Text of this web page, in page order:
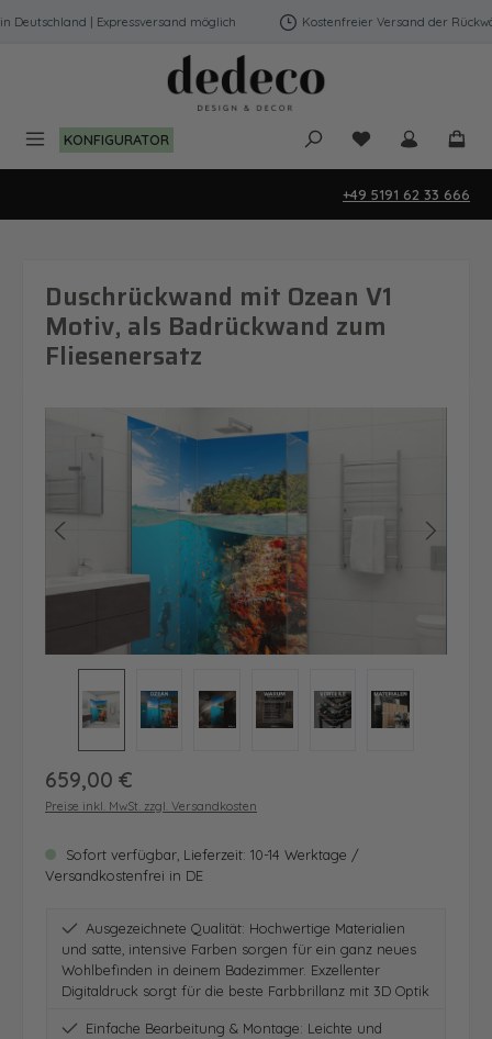
Zum Hauptinhalt springen
| Expressversand möglich Kostenfreier Versand der
KONFIGURATOR Du hast 0
+49 5191 62 33 666
Duschrückwand mit Ozean V1
Motiv, als Badrückwand zum
Fliesenersatz
Bildergalerie überspringen
Regulärer Preis:
659,00 €
Preise inkl. MwSt. zzgl. Versandkosten
Sofort verfügbar, Lieferzeit: 10-14 Werktage /
Versandkostenfrei in DE
Ausgezeichnete Qualität: Hochwertige Materialien
und satte, intensive Farben sorgen für ein ganz neues
Wohlbefinden in deinem Badezimmer. Exzellenter
Digitaldruck sorgt für die beste Farbbrillanz mit 3D Optik
Einfache Bearbeitung & Montage: Leichte und